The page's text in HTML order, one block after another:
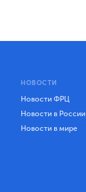
НОВОСТИ
Новости ФРЦ
Новости в России
Новости в мире